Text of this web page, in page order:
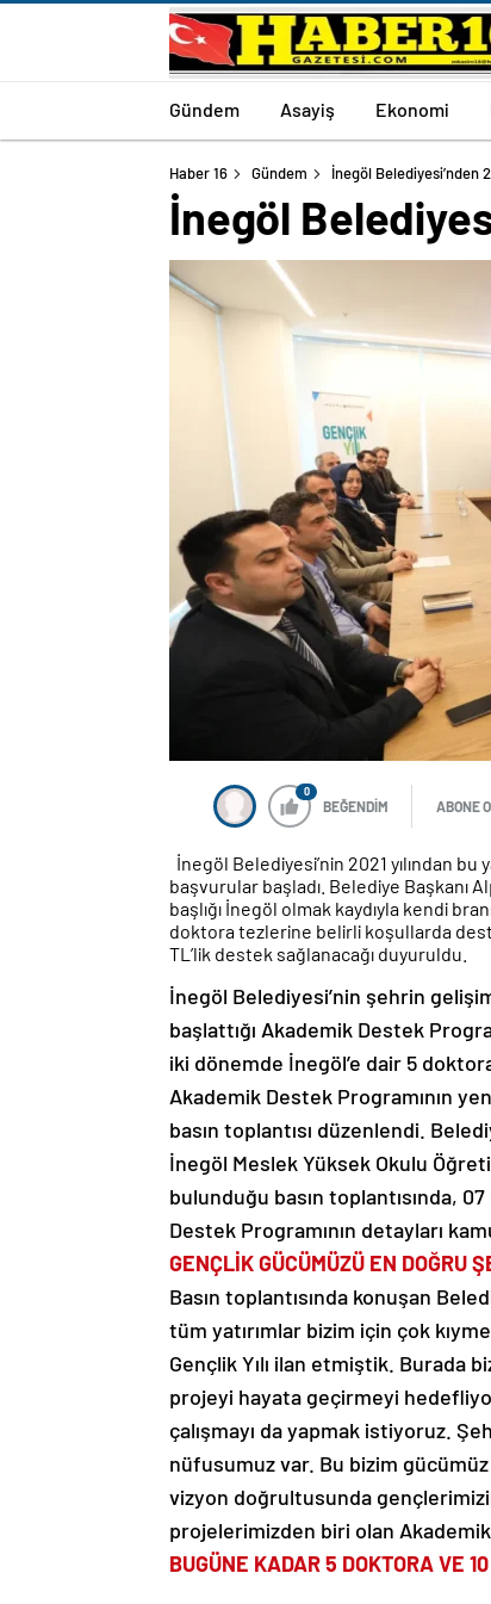
Gündem Asayiş Ekonomi
Haber 16 Gündem İnegöl Belediyesi’nden
İnegöl
0
BEĞENDİM ABONE
İnegöl Belediyesi’nin 2021 yılından
başvurular başladı. Belediye
başlığı İnegöl olmak kaydıyla kendi
doktora tezlerine belirli koşullarda
TL’lik destek sağlanacağı duyuruldu.
İnegöl Belediyesi’nin şehrin
başlattığı Akademik Destek
iki dönemde İnegöl’e dair 5
Akademik Destek Programının
basın toplantısı düzenlendi.
İnegöl Meslek Yüksek Okulu
bulunduğu basın toplantısında,
Destek Programının detayları
GENÇLİK GÜCÜMÜZÜ EN DOĞRU
Basın toplantısında konuşan
tüm yatırımlar bizim için çok
Gençlik Yılı ilan etmiştik. Burada
projeyi hayata geçirmeyi
çalışmayı da yapmak istiyoruz.
nüfusumuz var. Bu bizim
vizyon doğrultusunda
projelerimizden biri olan Akademik
BUGÜNE KADAR 5 DOKTORA VE